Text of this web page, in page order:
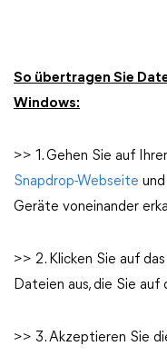
So übertragen Sie
Windows:
>> 1. Gehen Sie auf
Snapdrop-Webseite
Geräte voneinander
>> 2. Klicken Sie auf
Dateien aus, die Sie
>> 3. Akzeptieren Sie